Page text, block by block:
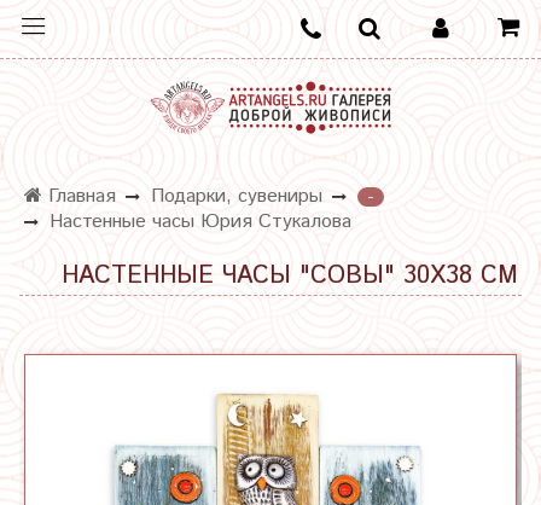
Главная Подарки, сувениры
-
Настенные часы Юрия Стукалова
НАСТЕННЫЕ ЧАСЫ "СОВЫ" 30Х38 СМ